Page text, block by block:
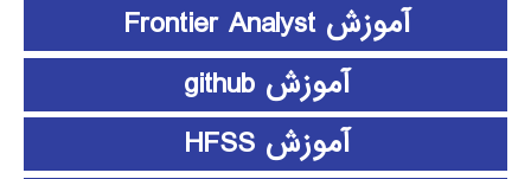
آموزش Frontier Analyst
آموزش github
آموزش HFSS